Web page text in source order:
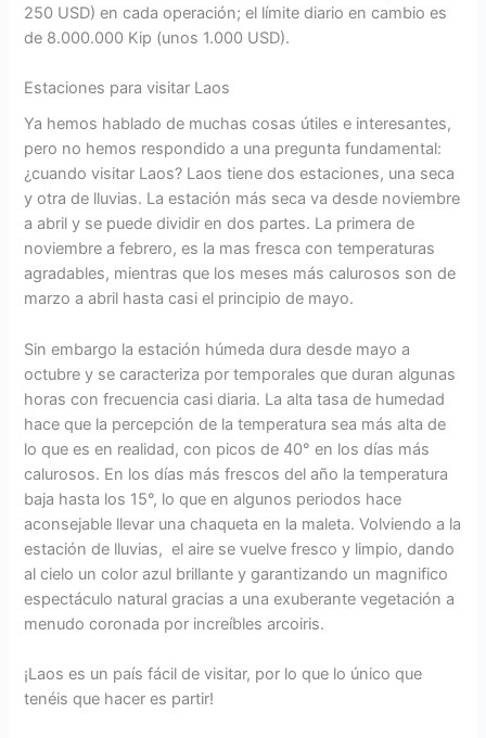
250 USD) en cada operación; el límite diario en cambio es
de 8.000.000 Kip (unos 1.000 USD).
Estaciones para visitar Laos
Ya hemos hablado de muchas cosas útiles e interesantes,
pero no hemos respondido a una pregunta fundamental:
¿cuando visitar Laos? Laos tiene dos estaciones, una seca
y otra de lluvias. La estación más seca va desde noviembre
a abril y se puede dividir en dos partes. La primera de
noviembre a febrero, es la mas fresca con temperaturas
agradables, mientras que los meses más calurosos son de
marzo a abril hasta casi el principio de mayo.
Sin embargo la estación húmeda dura desde mayo a
octubre y se caracteriza por temporales que duran algunas
horas con frecuencia casi diaria. La alta tasa de humedad
hace que la percepción de la temperatura sea más alta de
lo que es en realidad, con picos de 40° en los días más
calurosos. En los días más frescos del año la temperatura
baja hasta los 15°, lo que en algunos periodos hace
aconsejable llevar una chaqueta en la maleta. Volviendo a la
estación de lluvias, el aire se vuelve fresco y limpio, dando
al cielo un color azul brillante y garantizando un magnifico
espectáculo natural gracias a una exuberante vegetación a
menudo coronada por increíbles arcoiris.
¡Laos es un país fácil de visitar, por lo que lo único que
tenéis que hacer es partir!